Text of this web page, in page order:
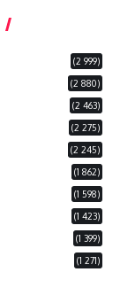
(2 999)
(2 880)
(2 463)
(2 275)
(2 245)
(1 862)
(1 598)
(1 423)
(1 399)
(1 271)